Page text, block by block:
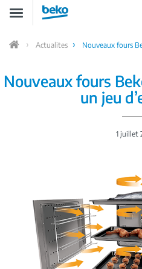
principal
Toggle
navigation
Home
Actualites Nouveaux fours
Nouveaux fours
un jeu
1 juillet